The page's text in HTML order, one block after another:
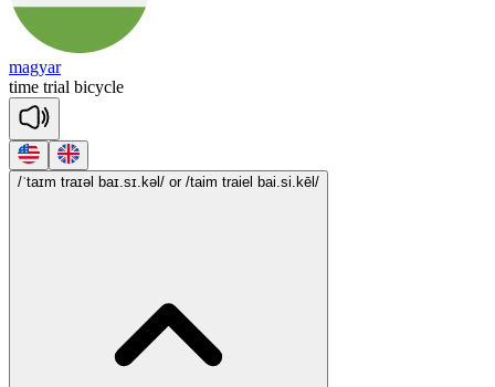
magyar
time trial bicycle
/ˈtaɪm traɪəl baɪ.sɪ.kəl/ or /taim traiel bai.si.kēl/